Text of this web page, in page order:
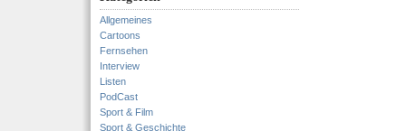
Allgemeines
Cartoons
Fernsehen
Interview
Listen
PodCast
Sport & Film
Sport & Geschichte